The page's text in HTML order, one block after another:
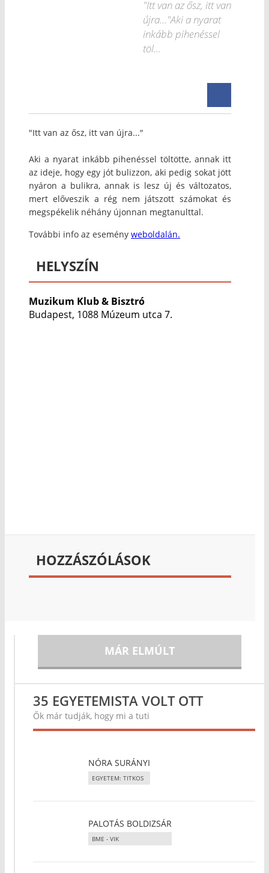
"Itt van az ősz, itt van
újra..."Aki a nyarat
inkább pihenéssel
töl...
"Itt van az ősz, itt van újra..."
Aki a nyarat inkább pihenéssel töltötte, annak itt
az ideje, hogy egy jót bulizzon, aki pedig sokat jött
nyáron a bulikra, annak is lesz új és változatos,
mert előveszik a rég nem játszott számokat és
megspékelik néhány újonnan megtanulttal.
További info az esemény weboldalán.
HELYSZÍN
Muzikum Klub & Bisztró
Budapest, 1088 Múzeum utca 7.
HOZZÁSZÓLÁSOK
MÁR ELMÚLT
35 EGYETEMISTA VOLT OTT
Ők már tudják, hogy mi a tuti
NÓRA SURÁNYI
EGYETEM: TITKOS
PALOTÁS BOLDIZSÁR
BME - VIK